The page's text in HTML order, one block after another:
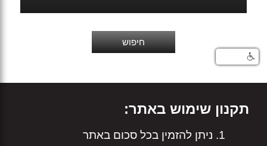
תקנון שימוש באתר:
ניתן להזמין בכל סכום באתר